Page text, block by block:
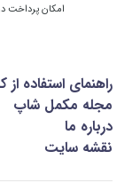
امکان پرداخت
راهنمای استفاده
مجله مکمل شاپ
درباره ما
نقشه سایت